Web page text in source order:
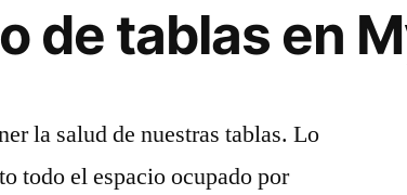
de tablas en
la salud de nuestras tablas. Lo
todo el espacio ocupado por